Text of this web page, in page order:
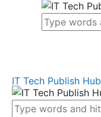
IT Tech Publish Hub